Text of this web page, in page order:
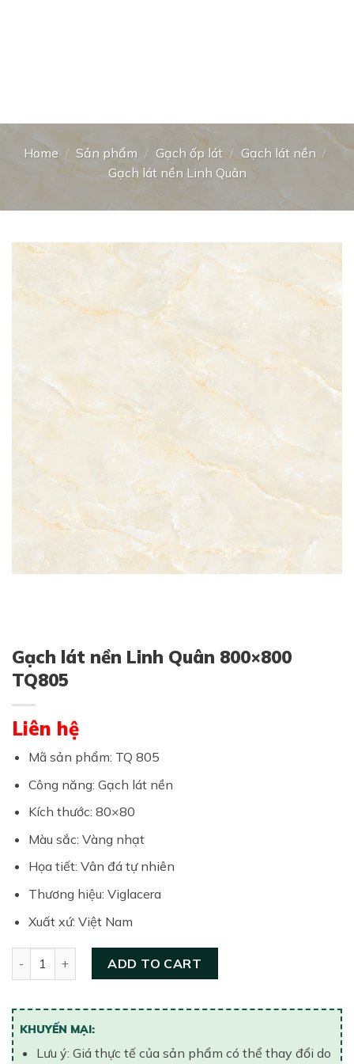
Home / Sản phẩm / Gạch ốp lát / Gạch lát nền /
Gạch lát nền Linh Quân
Gạch lát nền Linh Quân 800×800
TQ805
Liên hệ
Mã sản phẩm: TQ 805
Công năng: Gạch lát nền
Kích thước: 80×80
Màu sắc: Vàng nhạt
Họa tiết: Vân đá tự nhiên
Thương hiệu: Viglacera
Xuất xứ: Việt Nam
ADD TO CART
KHUYẾN MẠI:
Lưu ý: Giá thực tế của sản phẩm có thể thay đổi do